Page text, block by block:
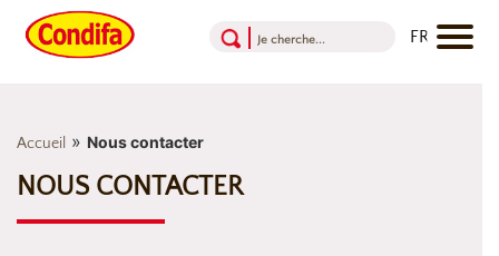
Accueil » Nous contacter
NOUS CONTACTER